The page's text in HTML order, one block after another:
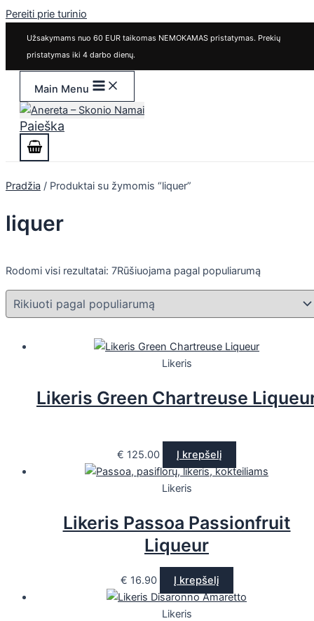
Pereiti prie turinio
Užsakymams nuo 60 EUR taikomas NEMOKAMAS pristatymas. Prekių
pristatymas iki 4 darbo dienų.
Main Menu
Paieška
Pradžia / Produktai su žymomis “liquer”
liquer
Rodomi visi rezultatai: 7Rūšiuojama pagal populiarumą
Likeris
Likeris Green Chartreuse
€ 125.00 Į krepšelį
Likeris
Likeris Passoa Passionfruit
Liqueur
€ 16.90 Į krepšelį
Likeris